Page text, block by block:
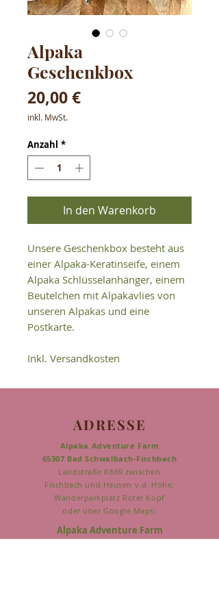
Alpaka
Geschenkbox
20,00 €Preis
inkl. MwSt.
Anzahl *
In den Warenkorb
Unsere Geschenkbox besteht aus
einer Alpaka-Keratinseife, einem
Alpaka Schlüsselanhänger, einem
Beutelchen mit Alpakavlies von
unseren Alpakas und eine
Postkarte.
Inkl. Versandkosten
ADRESSE
Alpaka Adventure Farm
65307 Bad Schwalbach-Fischbach
Landstraße K669 zwischen
Fischbach und Hausen v.d. Höhe,
Wanderparkplatz Roter Kopf
oder über Google Maps:
Alpaka Adventure Farm
50°05'44.8"N 8°01'29.8"E